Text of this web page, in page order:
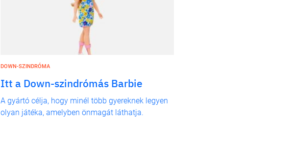
DOWN-SZINDRÓMA
Itt a Down-szindrómás Barbie
A gyártó célja, hogy minél több gyereknek legyen
olyan játéka, amelyben önmagát láthatja.